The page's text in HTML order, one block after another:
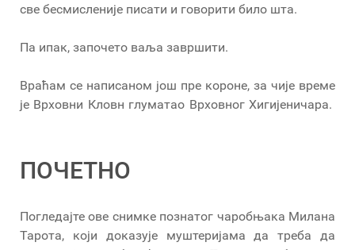
све бесмисленије писати и говорити било шта.
Па ипак, започето ваља завршити.
Враћам се написаном још пре короне, за чије време
је Врховни Кловн глуматао Врховног Хигијеничара.
ПОЧЕТНО
Погледајте ове снимке познатог чаробњака Милана
Тарота, који доказује муштеријама да треба да